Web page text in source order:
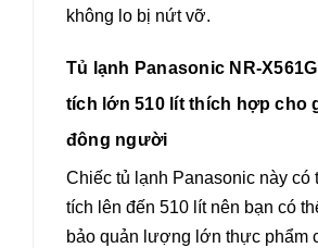
không lo bị nứt vỡ.
Tủ lạnh Panasonic NR-
tích lớn 510 lít thích hợp cho
đông người
Chiếc tủ lạnh Panasonic này có
tích lên đến 510 lít nên bạn có
bảo quản lượng lớn thực phẩm